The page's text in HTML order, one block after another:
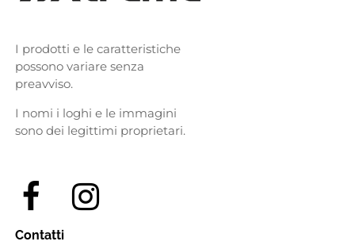
I prodotti e le caratteristiche
possono variare senza
preavviso.
I nomi i loghi e le immagini
sono dei legittimi proprietari.
Contatti